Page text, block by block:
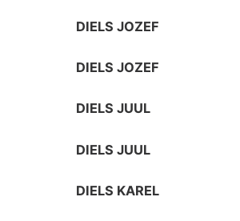
DIELS JOZEF
DIELS JOZEF
DIELS JUUL
DIELS JUUL
DIELS KAREL